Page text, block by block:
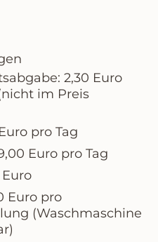
2,30 Euro
im Preis
pro Tag
Euro pro Tag
Euro pro
(Waschmaschine